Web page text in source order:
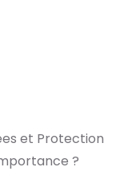
et Protection
?